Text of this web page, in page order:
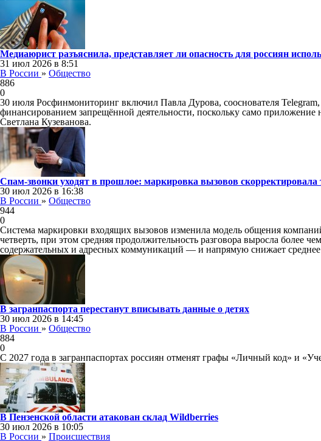
Медиаюрист разъяснила, представляет ли опасность для россиян
31 июл 2026 в 8:51
В России » Общество
886
0
30 июля Росфинмониторинг включил Павла Дурова, сооснователя
финансированием запрещённой деятельности, поскольку само
Светлана Кузеванова.
Спам-звонки уходят в прошлое: маркировка вызовов скорректировала
30 июл 2026 в 16:38
В России » Общество
944
0
Система маркировки входящих вызовов изменила модель общения
четверть, при этом средняя продолжительность разговора выросла более
содержательных и адресных коммуникаций — и напрямую снижает среднее
В загранпаспорта перестанут вписывать данные о детях
30 июл 2026 в 14:45
В России » Общество
884
0
С 2027 года в загранпаспортах россиян отменят графы «Личный код» и
В Пензенской области атакован склад Wildberries
30 июл 2026 в 10:05
В России » Происшествия